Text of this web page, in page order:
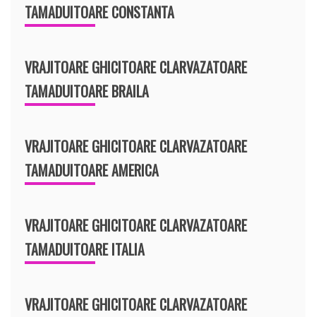
TAMADUITOARE CONSTANTA
VRAJITOARE GHICITOARE CLARVAZATOARE
TAMADUITOARE BRAILA
VRAJITOARE GHICITOARE CLARVAZATOARE
TAMADUITOARE AMERICA
VRAJITOARE GHICITOARE CLARVAZATOARE
TAMADUITOARE ITALIA
VRAJITOARE GHICITOARE CLARVAZATOARE